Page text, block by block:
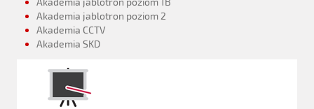
Akademia jablotron poziom 2
Akademia CCTV
Akademia SKD